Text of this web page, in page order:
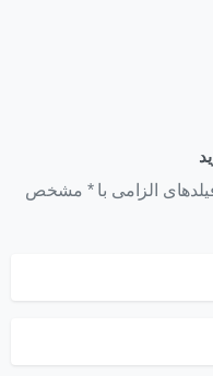
الزامی با * مشخص